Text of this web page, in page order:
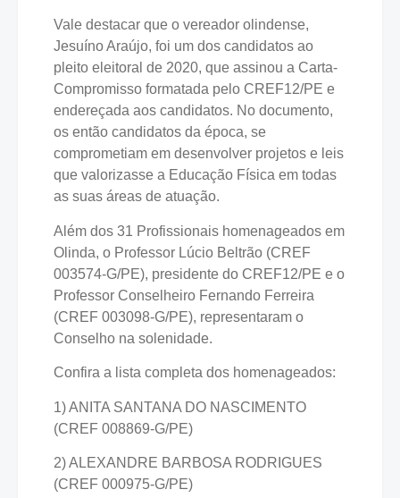
Vale destacar que o vereador olindense,
Jesuíno Araújo, foi um dos candidatos ao
pleito eleitoral de 2020, que assinou a Carta-
Compromisso formatada pelo CREF12/PE e
endereçada aos candidatos. No documento,
os então candidatos da época, se
comprometiam em desenvolver projetos e leis
que valorizasse a Educação Física em todas
as suas áreas de atuação.
Além dos 31 Profissionais homenageados em
Olinda, o Professor Lúcio Beltrão (CREF
003574-G/PE), presidente do CREF12/PE e o
Professor Conselheiro Fernando Ferreira
(CREF 003098-G/PE), representaram o
Conselho na solenidade.
Confira a lista completa dos homenageados:
1) ANITA SANTANA DO NASCIMENTO
(CREF 008869-G/PE)
2) ALEXANDRE BARBOSA RODRIGUES
(CREF 000975-G/PE)